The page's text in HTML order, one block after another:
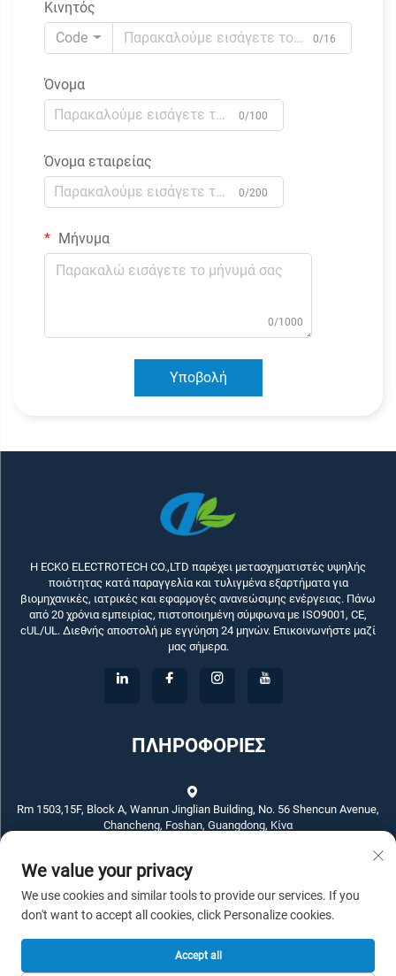
Κινητός
Code
0/16
Όνομα
0/100
Όνομα εταιρείας
0/200
Μήνυμα
0/1000
Υποβολή
Η ECKO ELECTROTECH CO.,LTD παρέχει μετασχηματιστές υψηλής
ποιότητας κατά παραγγελία και τυλιγμένα εξαρτήματα για
βιομηχανικές, ιατρικές και εφαρμογές ανανεώσιμης ενέργειας. Πάνω
από 20 χρόνια εμπειρίας, πιστοποιημένη σύμφωνα με ISO9001, CE,
cUL/UL. Διεθνής αποστολή με εγγύηση 24 μηνών. Επικοινωνήστε μαζί
μας σήμερα.
ΠΛΗΡΟΦΟΡΙΕΣ
Rm 1503,15F, Block A, Wanrun Jinglian Building, No. 56 Shencun Avenue,
Chancheng, Foshan, Guangdong, Κίνα
+86-757-83789311
[email protected]
We value your privacy
We use cookies and similar tools to provide our services. If you
don't want to accept all cookies, click Personalize cookies.
Accept all